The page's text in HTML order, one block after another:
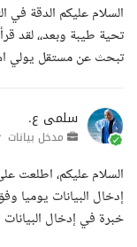
السلام عليكم الدقة في
تحية طيبة وبعد،، لقد
تبحث عن مستقل يولي
سلمى ع.
مدخل بيانات
السلام عليكم، اطلعت
إدخال البيانات يوميا
خبرة في إدخال البيانات